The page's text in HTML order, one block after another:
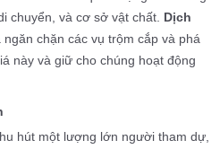
chuyển, và cơ sở vật chất. Dịch
chặn các vụ trộm cắp và phá
này và giữ cho chúng hoạt động
hút một lượng lớn người tham dự,